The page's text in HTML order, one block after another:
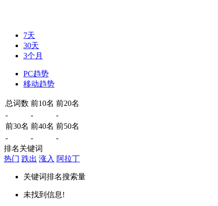
7天
30天
3个月
PC趋势
移动趋势
总词数 前10名 前20名
-
-
-
前30名 前40名 前50名
-
-
-
排名关键词
热门 跌出 涨入 阿拉丁
关键词排名搜索量
未找到信息!